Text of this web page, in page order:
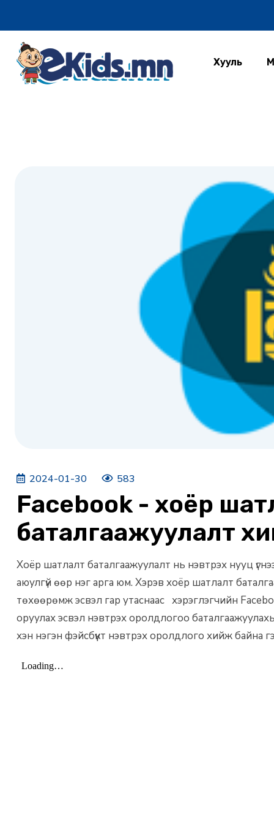
Хууль
2024-01-30 583
Facebook - хоёр
баталгаажуулалт
Хоёр шатлалт баталгаажуулалт нь нэвтрэх нууц
аюулгүй өөр нэг арга юм. Хэрэв хоёр шатлалт
төхөөрөмж эсвэл гар утаснаас хэрэглэгчийн
оруулах эсвэл нэвтрэх оролдлогоо
хэн нэгэн фэйсбүүкт нэвтрэх оролдлого хийж байна